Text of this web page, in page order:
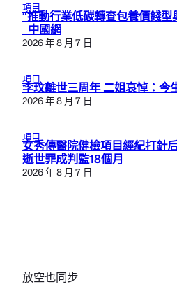
項目
“推動行業低碳轉查包養價錢
_中國網
2026 年 8 月 7 日
項目
李玟離世三周年 二姐哀悼：今
2026 年 8 月 7 日
項目
女秀傳醫院健檢項目經紀打針
逝世罪成判監18個月
2026 年 8 月 7 日
放空也同步